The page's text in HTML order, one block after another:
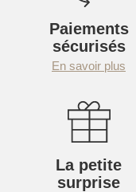
Paiements
sécurisés
En savoir plus
La petite
surprise